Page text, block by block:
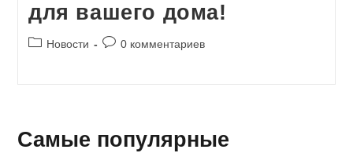
для вашего дома!
Рубрика
Новости
Комментарии
0 комментариев
Самые популярные